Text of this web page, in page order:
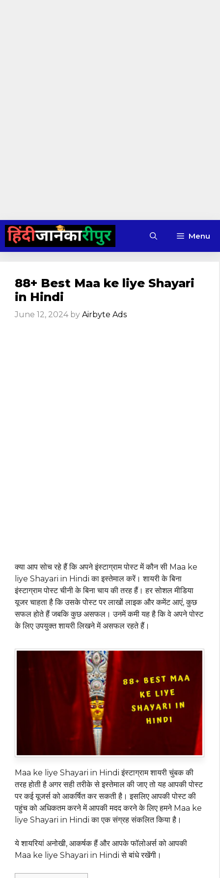
Skip
content
Menu
88+ Best Maa ke liye Shayari
in Hindi
June 12, 2024 by Airbyte Ads
क्या आप सोच रहे हैं कि अपने इंस्टाग्राम पोस्ट में कौन सी Maa ke
liye Shayari in Hindi का इस्तेमाल करें। शायरी के बिना
इंस्टाग्राम पोस्ट चीनी के बिना चाय की तरह हैं। हर सोशल मीडिया
यूजर चाहता है कि उसके पोस्ट पर लाखों लाइक और कमेंट आएं, कुछ
सफल होते हैं जबकि कुछ असफल। उनमें कमी यह है कि वे अपने पोस्ट
के लिए उपयुक्त शायरी लिखने में असफल रहते हैं।
Maa ke liye Shayari in Hindi इंस्टाग्राम शायरी चुंबक की
तरह होती है अगर सही तरीके से इस्तेमाल की जाए तो यह आपकी पोस्ट
पर कई यूजर्स को आकर्षित कर सकती है। इसलिए आपकी पोस्ट की
पहुंच को अधिकतम करने में आपकी मदद करने के लिए हमने Maa ke
liye Shayari in Hindi का एक संग्रह संकलित किया है।
ये शायरियां अनोखी, आकर्षक हैं और आपके फॉलोअर्स को आपकी
Maa ke liye Shayari in Hindi से बांधे रखेंगी।